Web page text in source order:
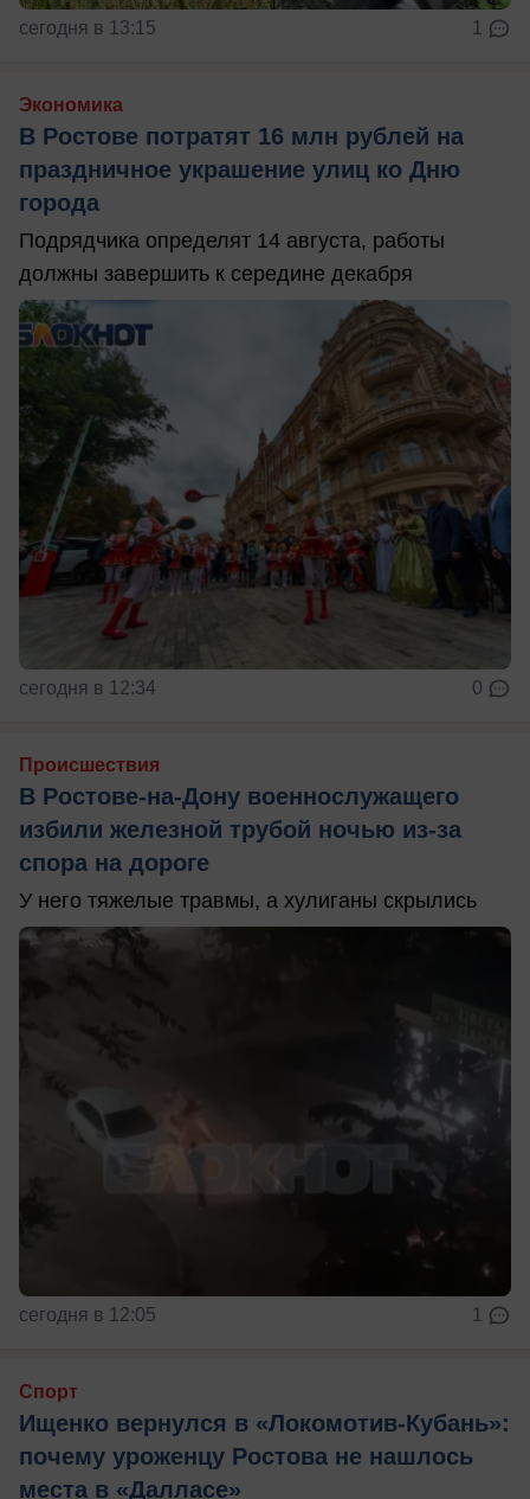
сегодня в 13:15 1
Экономика
В Ростове потратят 16 млн рублей на
праздничное украшение улиц ко Дню
города
Подрядчика определят 14 августа, работы
должны завершить к середине декабря
сегодня в 12:34 0
Происшествия
В Ростове-на-Дону военнослужащего
избили железной трубой ночью из-за
спора на дороге
У него тяжелые травмы, а хулиганы скрылись
сегодня в 12:05 1
Спорт
Ищенко вернулся в «Локомотив-Кубань»:
почему уроженцу Ростова не нашлось
места в «Далласе»